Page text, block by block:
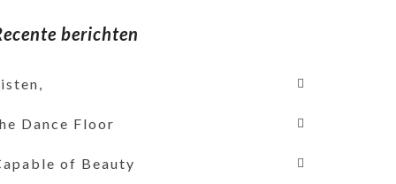
berichten
Dance Floor
of Beauty